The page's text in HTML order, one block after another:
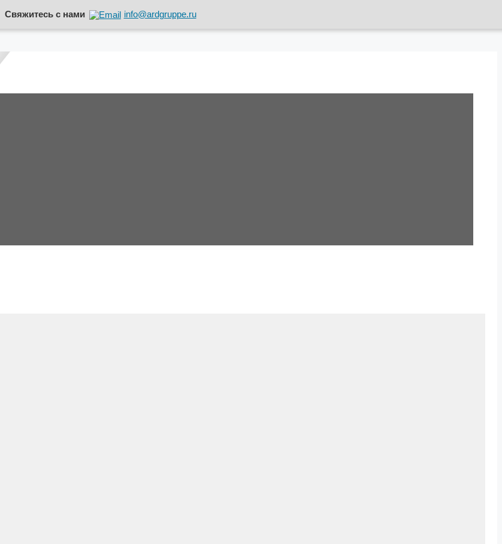
Свяжитесь с нами info@ardgruppe.ru